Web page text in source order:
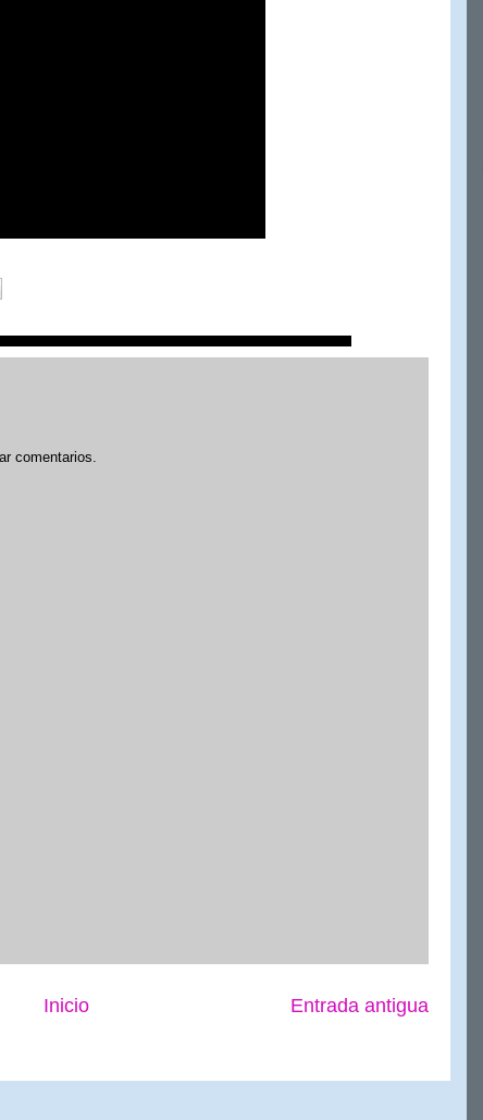
comentarios.
Entrada antigua
Inicio